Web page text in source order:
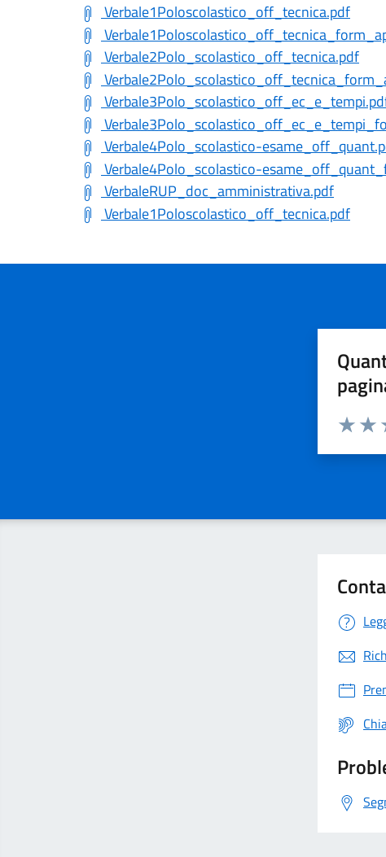
Verbale1Poloscolastico_off_tecnica.pdf
Verbale2Polo_scolastico_off_tecnica.pdf
Verbale4Polo_scolastico-
Verbale4Polo_scolastico-
VerbaleRUP_doc_amministrativa.pdf
Verbale1Poloscolastico_off_tecnica.pdf
Valuta da 1